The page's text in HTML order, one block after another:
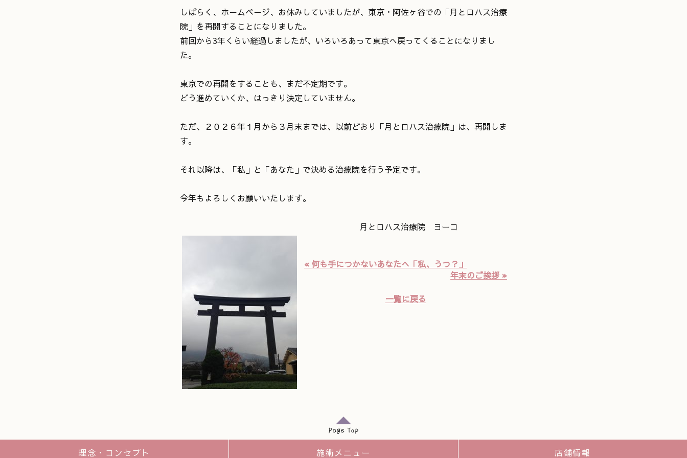
しばらく、ホームページ、お休みしていましたが、東京・阿佐ヶ谷での「月とロハス治療
院」を再開することになりました。
前回から3年くらい経過しましたが、いろいろあって東京へ戻ってくることになりまし
た。
東京での再開をすることも、まだ不定期です。
どう進めていくか、はっきり決定していません。
ただ、２０２６年１月から３月末までは、以前どおり「月とロハス治療院」は、再開しま
す。
それ以降は、「私」と「あなた」で決める治療院を行う予定です。
今年もよろしくお願いいたします。
月とロハス治療院 ヨーコ
« 何も手につかないあなたへ「私、うつ？」
年末のご挨拶 »
一覧に戻る
理念・コンセプト 施術メニュー 店舗情報